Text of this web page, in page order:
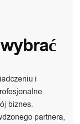
i
biznes.
partnera,